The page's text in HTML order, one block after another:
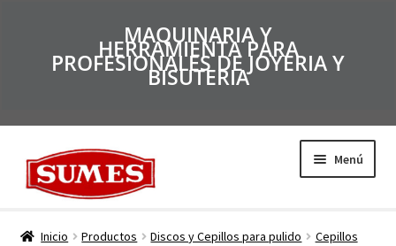
MAQUINARIA Y
HERRAMIENTA PARA
PROFESIONALES DE JOYERIA Y
BISUTERIA
Menú
Productos
Inicio Productos Discos y Cepillos para pulido
Cepillos